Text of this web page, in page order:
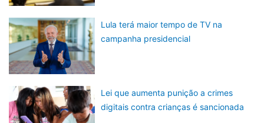
Lula terá maior tempo de TV na
campanha presidencial
Lei que aumenta punição a crimes
digitais contra crianças é sancionada